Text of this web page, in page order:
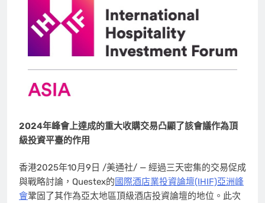
2024年峰會上達成的重大收購交易凸顯了該會議作為頂
級投資平臺的作用
香港2025年10月9日 /美通社/ — 經過三天密集的交易促成
與戰略討論，Questex的國際酒店業投資論壇(IHIF)亞洲峰
會鞏固了其作為亞太地區頂級酒店投資論壇的地位。此次